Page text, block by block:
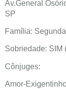
Av.General
SP
Família:
Sobriedade: SIM
Cônjuges:
Amor-